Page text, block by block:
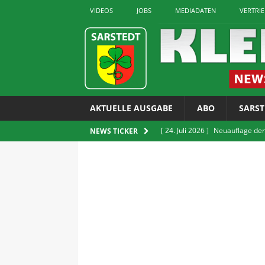
VIDEOS JOBS MEDIADATEN
AKTUELLE AUSGABE ABO
NEWS TICKER [ 24. Juli 2026 ] Neuauflage
GUT Gruppe
Sarstedter
Rettet die